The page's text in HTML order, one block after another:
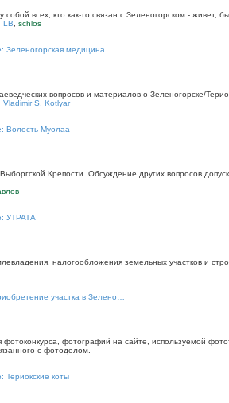
всех, кто как-то связан с Зеленогорском - живет,
LB
schlos
Зеленогорская медицина
вопросов и материалов о Зеленогорске/
Vladimir S. Kotlyar
Волость Муолаа
Крепости. Обсуждение других вопросов
УТРАТА
налогообложения земельных участков и
участка в Зелено…
фотографий на сайте, используемой
с фотоделом.
Териокские коты